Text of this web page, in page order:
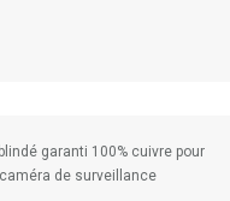
garanti 100% cuivre pour
de surveillance